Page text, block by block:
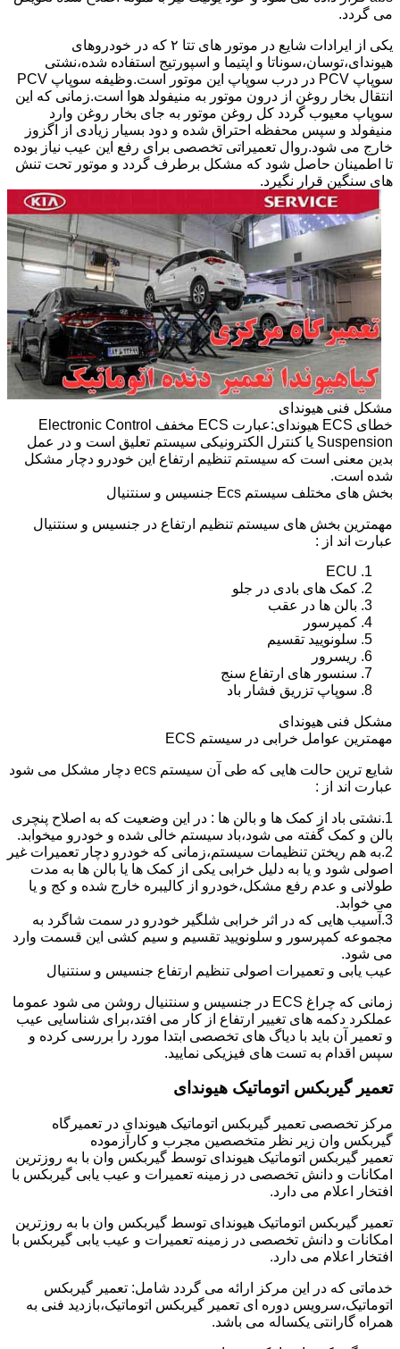
می گردد.
یکی از ایرادات شایع در موتور های تتا ۲ که در خودروهای
هیوندای،توسان،سوناتا و اپتیما و اسپورتیج استفاده شده،نشتی
سوپاپ PCV در درب سوپاپ این موتور است.وظیفه سوپاپ PCV
انتقال بخار روغن از درون موتور به منیفولد هوا است.زمانی که این
سوپاپ معیوب گردد کل روغن موتور به جای بخار روغن وارد
منیفولد و سپس محفظه احتراق شده و دود بسیار زیادی از اگزوز
خارج می شود.روال تعمیراتی تخصصی برای رفع این عیب نیاز بوده
تا اطمینان حاصل شود که مشکل برطرف گردد و موتور تحت تنش
های سنگین قرار نگیرد.
مشکل فنی هیوندای
خطای ECS هیوندای:عبارت ECS مخفف Electronic Control
Suspension یا کنترل الکترونیکی سیستم تعلیق است و در عمل
بدین معنی است که سیستم تنظیم ارتفاع این خودرو دچار مشکل
شده است.
بخش های مختلف سیستم Ecs جنسیس و سنتنیال
مهمترین بخش های سیستم تنظیم ارتفاع در جنسیس و سنتنیال
عبارت اند از :
ECU
کمک های بادی در جلو
بالن ها در عقب
کمپرسور
سلونویید تقسیم
ریسرور
سنسور های ارتفاع سنج
سوپاپ تزریق فشار باد
مشکل فنی هیوندای
مهمترین عوامل خرابی در سیستم ECS
شایع ترین حالت هایی که طی آن سیستم ecs دچار مشکل می شود
عبارت اند از :
1.نشتی باد از کمک ها و بالن ها : در این وضعیت که به اصلاح پنچری
بالن و کمک گفته می شود،باد سیستم خالی شده و خودرو میخوابد.
2.به هم ریختن تنظیمات سیستم،زمانی که خودرو دچار تعمیرات غیر
اصولی شود و یا به دلیل خرابی یکی از کمک ها یا بالن ها به مدت
طولانی و عدم رفع مشکل،خودرو از کالیبره خارج شده و کج و یا
می خوابد.
3.آسیب هایی که در اثر خرابی شلگیر خودرو در سمت شاگرد به
مجموعه کمپرسور و سلونویید تقسیم و سیم کشی این قسمت وارد
می شود.
عیب یابی و تعمیرات اصولی تنظیم ارتفاع جنسیس و سنتنیال
زمانی که چراغ ECS در جنسیس و سنتنیال روشن می شود عموما
عملکرد دکمه های تغییر ارتفاع از کار می افتد،برای شناسایی عیب
و تعمیر آن باید با دیاگ های تخصصی ابتدا مورد را بررسی کرده و
سپس اقدام به تست های فیزیکی نمایید.
تعمیر گیربکس اتوماتیک هیوندای
مرکز تخصصی تعمیر گیربکس اتوماتیک هیوندای در تعمیرگاه
گیربکس وان زیر نظر متخصصین مجرب و کارآزموده
تعمیر گیربکس اتوماتیک هیوندای توسط گیربکس وان با به روزترین
امکانات و دانش تخصصی در زمینه تعمیرات و عیب یابی گیربکس با
افتخار اعلام می دارد.
تعمیر گیربکس اتوماتیک هیوندای توسط گیربکس وان با به روزترین
امکانات و دانش تخصصی در زمینه تعمیرات و عیب یابی گیربکس با
افتخار اعلام می دارد.
خدماتی که در این مرکز ارائه می گردد شامل: تعمیر گیربکس
اتوماتیک،سرویس دوره ای تعمیر گیربکس اتوماتیک،بازدید فنی به
همراه گارانتی یکساله می باشد.